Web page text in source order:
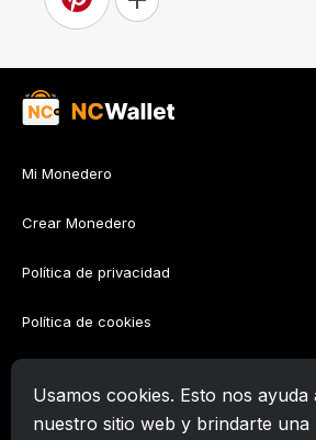
Usamos cookies. Esto nos ayuda
nuestro sitio web y brindarte una
Mi Monedero
Crear Monedero
Política de privacidad
Política de cookies
Términos de uso